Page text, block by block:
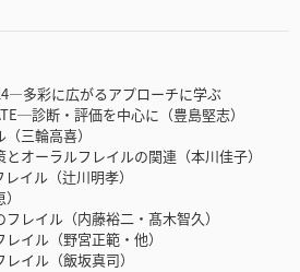
多彩に広がるアプローチに学ぶ
診断・評価を中心に（豊島堅志）
三輪高喜）
オーラルフレイルの関連（本川佳子）
イル（辻川明孝）
レイル（内藤裕二・髙木智久）
イル（野宮正範・他）
イル（飯坂真司）